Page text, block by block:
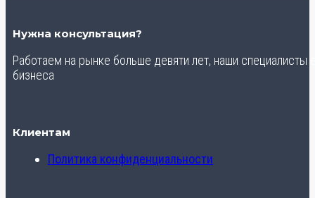
Нужна консультация?
Работаем на рынке больше девяти лет, наши
бизнеса
Клиентам
Политика конфиденциальности